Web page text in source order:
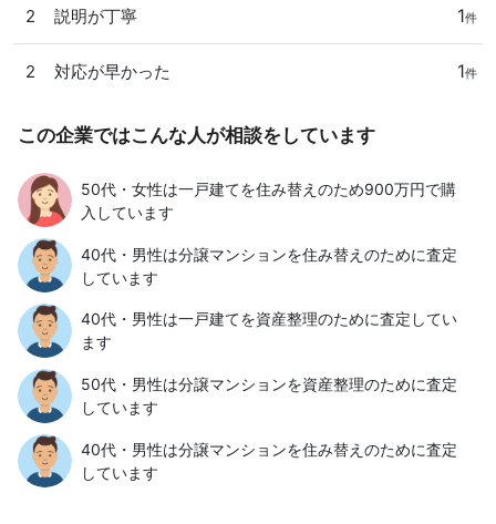
2 説明が丁寧 1件
2 対応が早かった 1件
この企業ではこんな人が相談をしています
50代・女性は一戸建てを住み替えのため900万円で購
入しています
40代・男性は分譲マンションを住み替えのために査定
しています
40代・男性は一戸建てを資産整理のために査定してい
ます
50代・男性は分譲マンションを資産整理のために査定
しています
40代・男性は分譲マンションを住み替えのために査定
しています